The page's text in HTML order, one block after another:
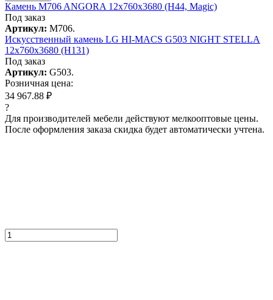
Камень M706 ANGORA 12x760x3680 (H44, Magic)
Под заказ
Артикул: M706.
Искусcтвенный камень LG HI-MACS G503 NIGHT STELLA
12x760x3680 (H131)
Под заказ
Артикул: G503.
Розничная цена:
34 967.88 ₽
?
Для производителей мебели действуют мелкооптовые цены.
После оформления заказа скидка будет автоматически учтена.